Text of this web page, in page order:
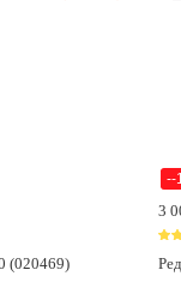
(020469)
--
3